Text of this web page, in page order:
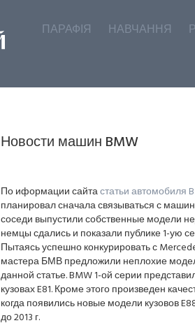
ПАРАФІЯ НАВЧАННЯ
Новости машин BMW
По иформации сайтастатьи автомобиля
планировал сначала связываться с
соседи выпустили собственные модели
немцы сдались и показали публике 1-ую
Пытаясь успешно конкурировать с
мастера БМВ предложили неплохие
данной статье. BMW 1-ой серии
кузовах E81. Кроме этого произведен
когда появились новые модели кузовов
до 2013 г.